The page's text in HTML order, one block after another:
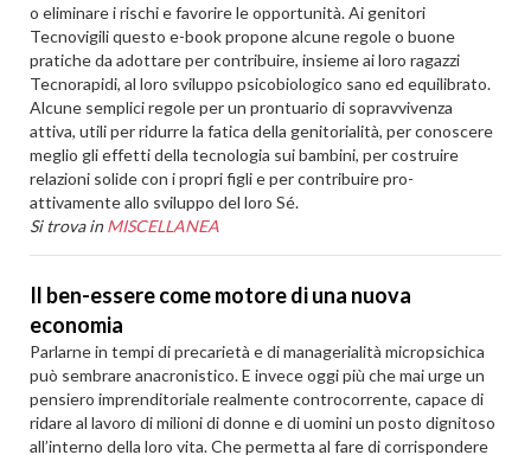
o eliminare i rischi e favorire le opportunità. Ai genitori
Tecnovigili questo e-book propone alcune regole o buone
pratiche da adottare per contribuire, insieme ai loro ragazzi
Tecnorapidi, al loro sviluppo psicobiologico sano ed equilibrato.
Alcune semplici regole per un prontuario di sopravvivenza
attiva, utili per ridurre la fatica della genitorialità, per conoscere
meglio gli effetti della tecnologia sui bambini, per costruire
relazioni solide con i propri figli e per contribuire pro-
attivamente allo sviluppo del loro Sé.
Si trova in MISCELLANEA
Il ben-essere come motore di una nuova
economia
Parlarne in tempi di precarietà e di managerialità micropsichica
può sembrare anacronistico. E invece oggi più che mai urge un
pensiero imprenditoriale realmente controcorrente, capace di
ridare al lavoro di milioni di donne e di uomini un posto dignitoso
all’interno della loro vita. Che permetta al fare di corrispondere